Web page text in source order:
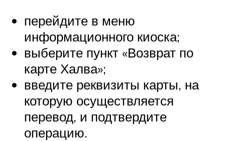
перейдите в меню
информационного киоска;
выберите пункт «Возврат по
карте Халва»;
введите реквизиты карты, на
которую осуществляется
перевод, и подтвердите
операцию.